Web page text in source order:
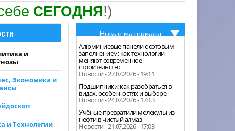
СЕГОДНЯ!)
и
Экономика и
и Технологии
Новые материалы
Алюминиевые панели с сотовым
заполнением: как технологии
меняют современное
строительство
Новости - 27.07.2026 - 19:11
Подшипники: как разобраться в
видах, особенностях и выборе
Новости - 24.07.2026 - 17:13
Учёные превратили молекулы из
нефти в чистый алмаз
Новости - 21.07.2026 - 17:03